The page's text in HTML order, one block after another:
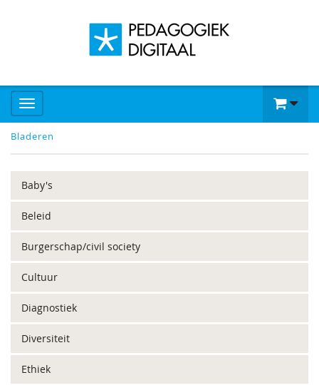
Bladeren
Baby's
Beleid
Burgerschap/civil society
Cultuur
Diagnostiek
Diversiteit
Ethiek